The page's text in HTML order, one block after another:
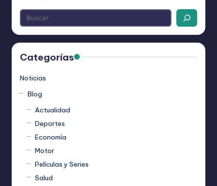
Categorías
Noticias
Blog
Actualidad
Deportes
Economía
Motor
Películas y Series
Salud